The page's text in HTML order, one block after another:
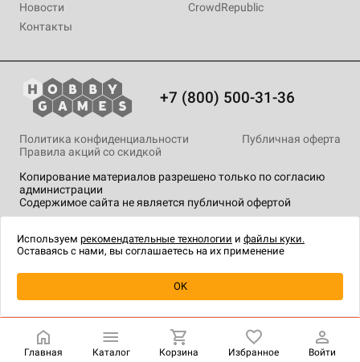
Уведомить о наличии
Новости
Контакты
CrowdRepublic
+7 (800) 500-31-36
Копирование материалов разрешено только по согласию
администрации
Содержимое сайта не является публичной офертой
Политика конфиденциальности
Публичная оферта
Правила акций со скидкой
технологии.
Главная Каталог Корзина Избранное Войти
Используем рекомендательные технологии и файлы куки.
Оставаясь с нами, вы соглашаетесь на их применение
OK